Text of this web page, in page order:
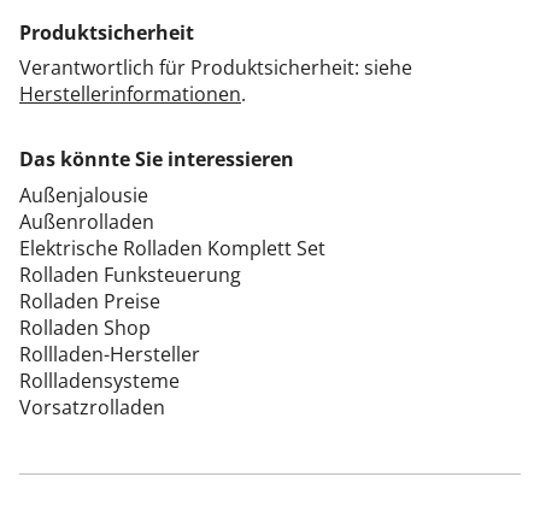
Produktsicherheit
Verantwortlich für Produktsicherheit: siehe
Herstellerinformationen.
Das könnte Sie interessieren
Außenjalousie
Außenrolladen
Elektrische Rolladen Komplett Set
Rolladen Funksteuerung
Rolladen Preise
Rolladen Shop
Rollladen-Hersteller
Rollladensysteme
Vorsatzrolladen